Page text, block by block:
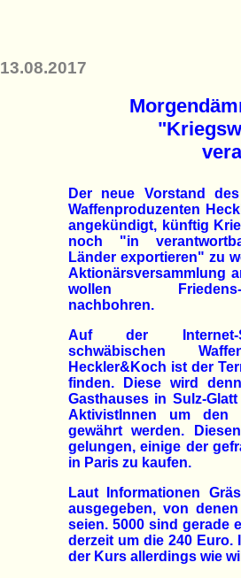
13.08.2017
Der neue Vorstand
Waffenproduzenten
angekündigt, künftig
noch "in
Länder exportieren" zu
Aktionärsversammlung
wollen Friedens-
nachbohren.
Auf der Internet-
schwäbischen
Heckler&Koch ist der
finden. Diese wird
Gasthauses in Sulz-
AktivistInnen um den
gewährt werden.
gelungen, einige der
in Paris zu kaufen.
Laut Informationen
ausgegeben, von
seien. 5000 sind gerade
derzeit um die 240
der Kurs allerdings wie